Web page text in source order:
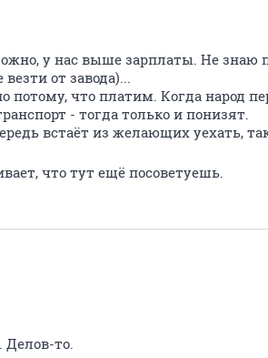
у нас выше зарплаты. Не знаю
от завода)...
что платим. Когда народ
- тогда только и понизят.
встаёт из желающих уехать,
что тут ещё посоветуешь.
Делов-то.